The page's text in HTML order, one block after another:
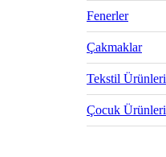
Fenerler
Çakmaklar
Tekstil Ürünleri
Çocuk Ürünleri